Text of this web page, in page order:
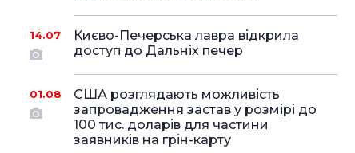
14.07
Києво-Печерська лавра відкрила
доступ до Дальніх печер
01.08
США розглядають можливість
запровадження застав у розмірі до
100 тис. доларів для частини
заявників на грін-карту